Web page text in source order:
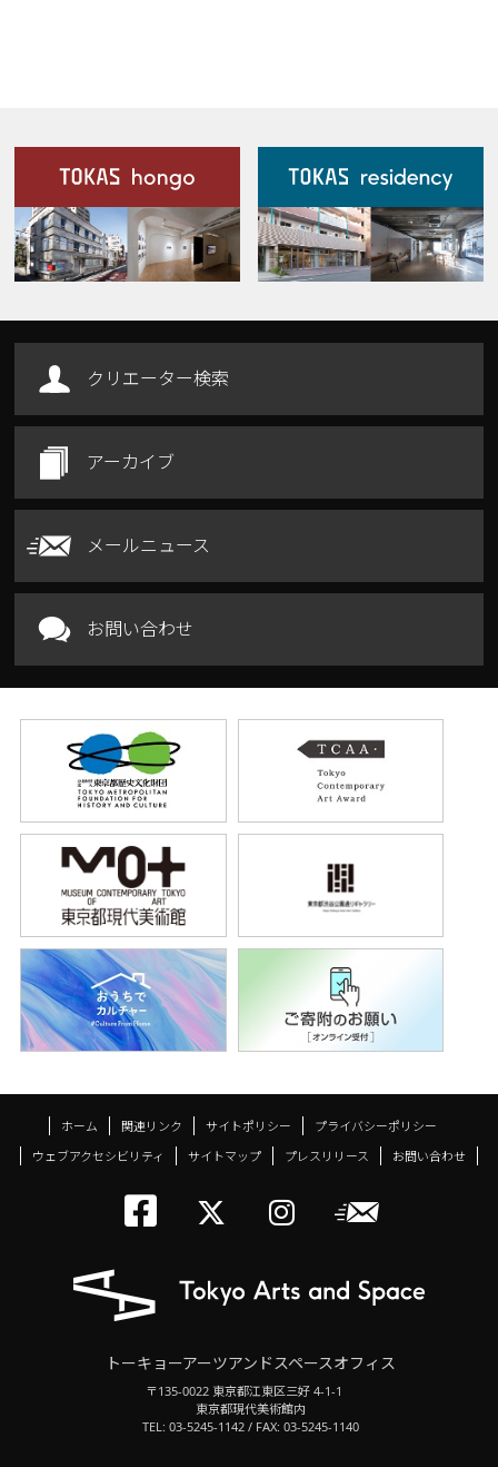
施設案内
Our Facilities
クリエーター検索
アーカイブ
メールニュース
お問い合わせ
ホーム 関連リンク サイトポリシー
プライバシーポリシー
ウェブアクセシビリティ
サイトマップ プレスリリース お問い合わせ
トーキョーアーツ
メールニ
トーキョーアーツアンドスペースオフィス
〒135-0022 東京都江東区三好 4-1-1
東京都現代美術館内
TEL: 03-5245-1142 / FAX: 03-5245-1140